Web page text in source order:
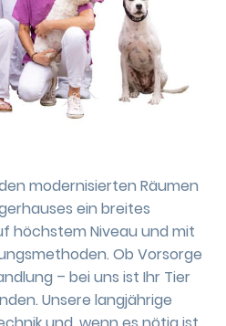
modernisierten Räumen
ein breites
höchstem Niveau und mit
Ob Vorsorge
– bei uns ist Ihr Tier
Unsere langjährige